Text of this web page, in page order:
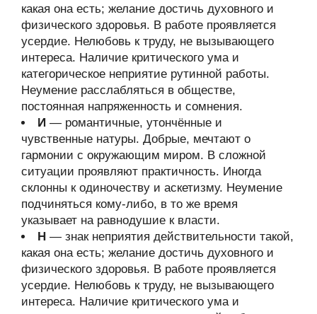
какая она есть; желание достичь духовного и
физического здоровья. В работе проявляется
усердие. Нелюбовь к труду, не вызывающего
интереса. Наличие критического ума и
категорическое неприятие рутинной работы.
Неумение расслабляться в обществе,
постоянная напряженность и сомнения.
И — романтичные, утончённые и
чувственные натуры. Добрые, мечтают о
гармонии с окружающим миром. В сложной
ситуации проявляют практичность. Иногда
склонны к одиночеству и аскетизму. Неумение
подчиняться кому-либо, в то же время
указывает на равнодушие к власти.
Н — знак неприятия действительности такой,
какая она есть; желание достичь духовного и
физического здоровья. В работе проявляется
усердие. Нелюбовь к труду, не вызывающего
интереса. Наличие критического ума и